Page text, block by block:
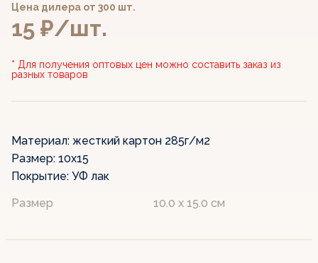
Цена дилера от 300 шт.
15 ₽/шт.
* Для получения оптовых цен можно составить заказ из
разных товаров
Материал: жесткий картон 285г/м2
Размер: 10х15
Покрытие: УФ лак
Размер
10.0 x 15.0 см